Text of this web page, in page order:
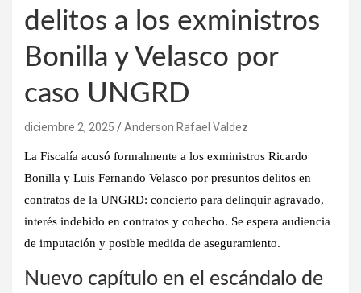
delitos a los exministros
Bonilla y Velasco por
caso UNGRD
diciembre 2, 2025 Anderson Rafael Valdez
La Fiscalía acusó formalmente a los exministros Ricardo
Bonilla y Luis Fernando Velasco por presuntos delitos en
contratos de la UNGRD: concierto para delinquir agravado,
interés indebido en contratos y cohecho. Se espera audiencia
de imputación y posible medida de aseguramiento.
Nuevo capítulo en el escándalo de